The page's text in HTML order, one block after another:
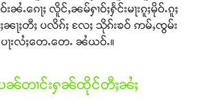
ႉၵေႃႈ လိူင်ႇၼမ်ႁၢဝ်ႈႁႅင်းမႃးၵူႈမိုဝ်ႉၵူႈ
ၼႃႈတီႈ ပလိၵ်ႈ လႄႈ သိုၵ်းၶဝ် ဢမ်ႇၸွမ်း
ႃးလႆႈတေႉတေႉ ၼႆယဝ်ႉ။
ပၼ်တၢင်းႁၼ်ထိုင်တီႈၼႆႈ